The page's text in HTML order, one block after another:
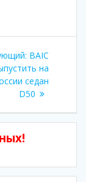
Следующая
запись:
BAIC
на
седан
D50